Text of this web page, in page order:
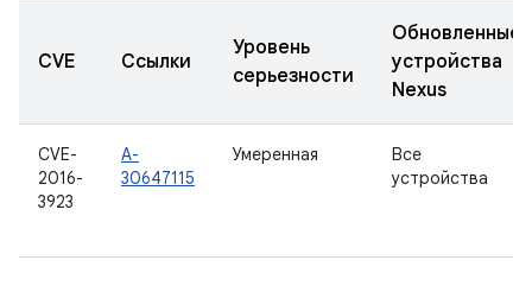
CVE Ссылки
Уровень
серьезности
Обновленные
устройства
Nexus
CVE-
2016-
3923
A-
30647115
Умеренная
Все
устройства